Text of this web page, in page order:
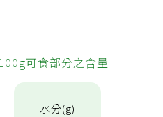
可食部分之含量
水分(g)